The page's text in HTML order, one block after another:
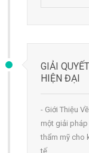
GIẢI
HIỆN ĐẠI
- Giới Thiệu
một giải
thẩm mỹ cho
tế